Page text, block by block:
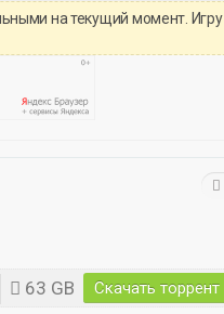
на текущий момент. Игру
63 GB Скачать торрент